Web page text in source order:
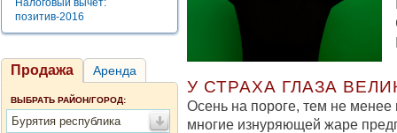
Налоговый вычет:
позитив-2016
Продажа Аренда
ВЫБРАТЬ РАЙОН/ГОРОД:
Бурятия республика
У СТРАХА ГЛАЗА
Осень на пороге, тем не менее
многие изнуряющей жаре